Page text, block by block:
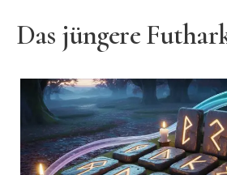
Das jüngere